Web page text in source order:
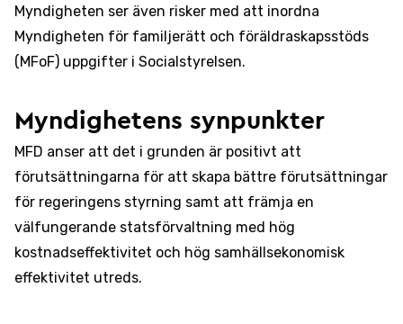
Myndigheten ser även risker med att inordna
Myndigheten för familjerätt och föräldraskapsstöds
(MFoF) uppgifter i Socialstyrelsen.
Myndighetens synpunkter
MFD anser att det i grunden är positivt att
förutsättningarna för att skapa bättre förutsättningar
för regeringens styrning samt att främja en
välfungerande statsförvaltning med hög
kostnadseffektivitet och hög samhällsekonomisk
effektivitet utreds.